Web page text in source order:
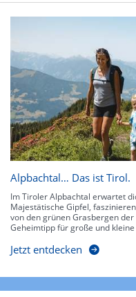
Alpbachtal… Das ist Tirol.
Im Tiroler Alpbachtal erwartet
Majestätische Gipfel,
von den grünen Grasbergen
Geheimtipp für große und
Jetzt entdecken